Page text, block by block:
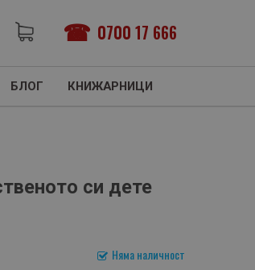
0700 17 666
БЛОГ КНИЖАРНИЦИ
си дете
Няма наличност